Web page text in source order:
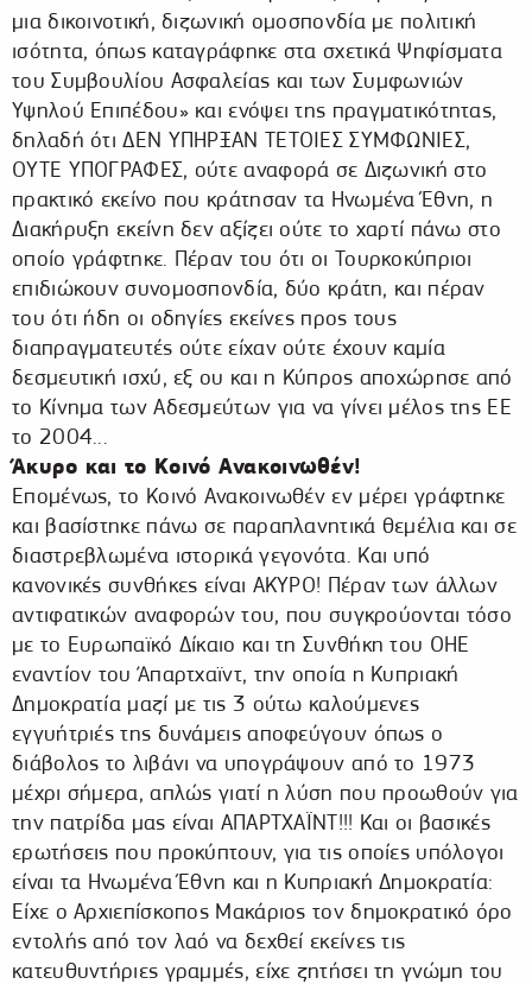
μια δικοινοτική, διζωνική ομοσπονδία με πολιτική
ισότητα, όπως καταγράφηκε στα σχετικά Ψηφίσματα
του Συμβουλίου Ασφαλείας και των Συμφωνιών
Υψηλού Επιπέδου» και ενόψει της πραγματικότητας,
δηλαδή ότι ΔΕΝ ΥΠΗΡΞΑΝ ΤΕΤΟΙΕΣ ΣΥΜΦΩΝΙΕΣ,
ΟΥΤΕ ΥΠΟΓΡΑΦΕΣ, ούτε αναφορά σε Διζωνική στο
πρακτικό εκείνο που κράτησαν τα Ηνωμένα Έθνη, η
Διακήρυξη εκείνη δεν αξίζει ούτε το χαρτί πάνω στο
οποίο γράφτηκε. Πέραν του ότι οι Τουρκοκύπριοι
επιδιώκουν συνομοσπονδία, δύο κράτη, και πέραν
του ότι ήδη οι οδηγίες εκείνες προς τους
διαπραγματευτές ούτε είχαν ούτε έχουν καμία
δεσμευτική ισχύ, εξ ου και η Κύπρος αποχώρησε από
το Κίνημα των Αδεσμεύτων για να γίνει μέλος της ΕΕ
το 2004...
Άκυρο και το Κοινό Ανακοινωθέν!
Επομένως, το Κοινό Ανακοινωθέν εν μέρει γράφτηκε
και βασίστηκε πάνω σε παραπλανητικά θεμέλια και σε
διαστρεβλωμένα ιστορικά γεγονότα. Και υπό
κανονικές συνθήκες είναι ΑΚΥΡΟ! Πέραν των άλλων
αντιφατικών αναφορών του, που συγκρούονται τόσο
με το Ευρωπαϊκό Δίκαιο και τη Συνθήκη του ΟΗΕ
εναντίον του Άπαρτχαϊντ, την οποία η Κυπριακή
Δημοκρατία μαζί με τις 3 ούτω καλούμενες
εγγυήτριές της δυνάμεις αποφεύγουν όπως ο
διάβολος το λιβάνι να υπογράψουν από το 1973
μέχρι σήμερα, απλώς γιατί η λύση που προωθούν για
την πατρίδα μας είναι ΑΠΑΡΤΧΑΪΝΤ!!! Και οι βασικές
ερωτήσεις που προκύπτουν, για τις οποίες υπόλογoι
είναι τα Ηνωμένα Έθνη και η Κυπριακή Δημοκρατία:
Είχε ο Αρχιεπίσκοπος Μακάριος τον δημοκρατικό όρο
εντολής από τον λαό να δεχθεί εκείνες τις
κατευθυντήριες γραμμές, είχε ζητήσει τη γνώμη του